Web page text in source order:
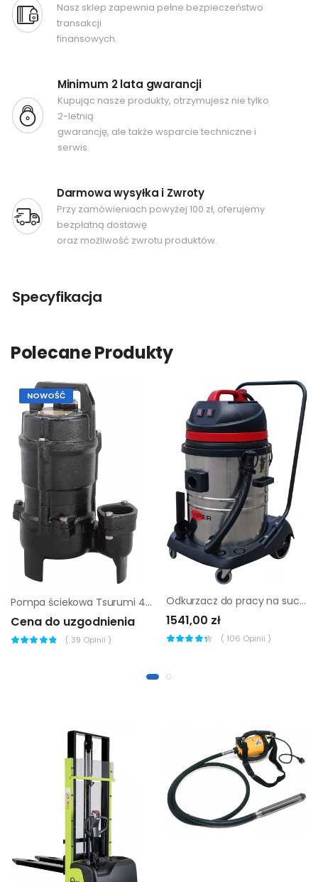
Nasz sklep zapewnia pełne bezpieczeństwo
transakcji
finansowych.
Minimum 2 lata gwarancji
Kupując nasze produkty, otrzymujesz nie tylko
2-letnią
gwarancję, ale także wsparcie techniczne i
serwis.
Darmowa wysyłka i Zwroty
Przy zamówieniach powyżej 100 zł, oferujemy
bezpłatną dostawę
oraz możliwość zwrotu produktów.
Specyfikacja
Polecane Produkty
NOWOŚĆ
Pompa ściekowa Tsurumi 40UT 2.25
Cena do uzgodnienia
( 39 Opinii )
Odkurzacz do pracy na sucho i mokro Viper LSU 255
1541,00 zł
( 106 Opinii )